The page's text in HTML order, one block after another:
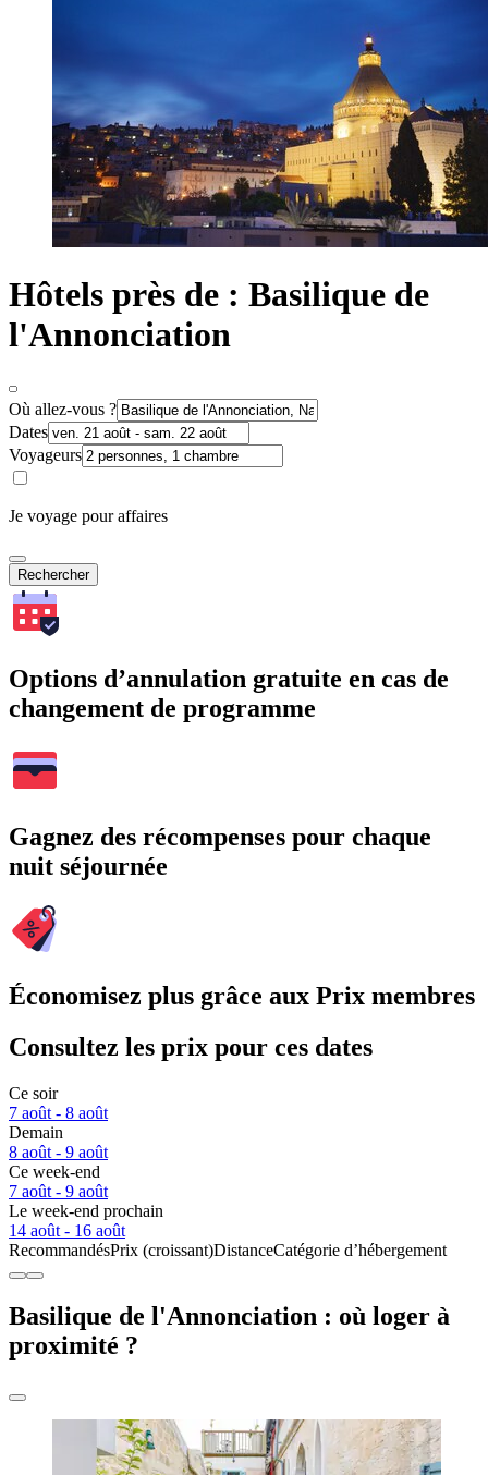
Hôtels près de : Basilique de
l'Annonciation
Où allez-vous ?
Dates
Voyageurs
Je voyage pour affaires
Rechercher
Options d’annulation gratuite en cas de
changement de programme
Gagnez des récompenses pour chaque
nuit séjournée
Économisez plus grâce aux Prix membres
Consultez les prix pour ces dates
Ce soir
7 août - 8 août
Demain
8 août - 9 août
Ce week-end
7 août - 9 août
Le week-end prochain
14 août - 16 août
RecommandésPrix (croissant)DistanceCatégorie d’hébergement
Basilique de l'Annonciation : où loger à
proximité ?